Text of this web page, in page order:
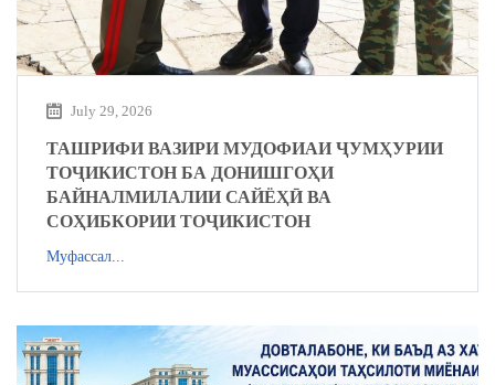
July 29, 2026
ТАШРИФИ ВАЗИРИ МУДОФИАИ ҶУМҲУРИИ
ТОҶИКИСТОН БА ДОНИШГОҲИ
БАЙНАЛМИЛАЛИИ САЙЁҲӢ ВА
СОҲИБКОРИИ ТОҶИКИСТОН
Муфассал...